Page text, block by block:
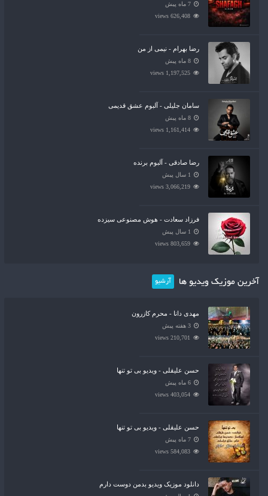
7 ماه پیش
626,408 views
رضا بهرام - نیمی از من
8 ماه پیش
1,197,525 views
سامان جلیلی - آلبوم عشق قدیمی
8 ماه پیش
1,161,414 views
رضا صادقی - آلبوم برنده
1 سال پیش
3,066,219 views
فرزاد سعادت - هوش مصنوعی سیزده
1 سال پیش
803,659 views
آخرین موزیک ویدیو ها آرشیو
مهدی دانا - محرم کازرون
3 هفته پیش
210,701 views
حسن علیقلی - ویدیو بی تو تنها
6 ماه پیش
403,054 views
حسن علیقلی - ویدیو بی تو تنها
7 ماه پیش
584,083 views
دانلود موزیک ویدیو بدمن دوست دارم